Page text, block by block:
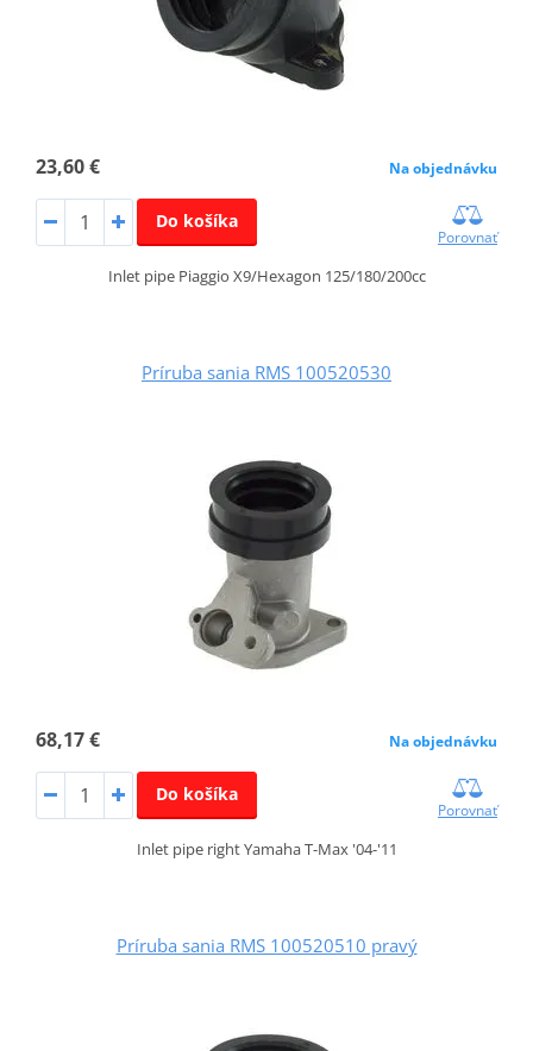
23,60 € Na objednávku
Do košíka
Porovnať
Inlet pipe Piaggio X9/Hexagon 125/180/200cc
Príruba sania RMS 100520530
68,17 € Na objednávku
Do košíka
Porovnať
Inlet pipe right Yamaha T-Max '04-'11
Príruba sania RMS 100520510 pravý